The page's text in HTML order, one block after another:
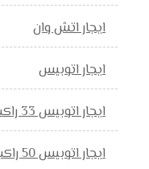
ايجار اتش وان
ايجار اتوبيس
ايجار اتوبيس 33 راكب
ايجار اتوبيس 50 راكب للرحلات